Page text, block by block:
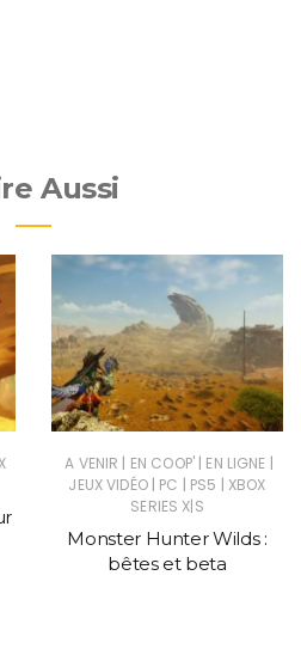
Aussi
A VENIR | EN COOP' | EN LIGNE |
JEUX VIDÉO | PC | PS5 | XBOX
SERIES X|S
Monster Hunter Wilds :
bêtes et beta